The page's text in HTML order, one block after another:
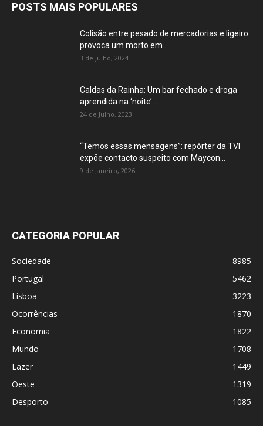
POSTS MAIS POPULARES
Colisão entre pesado de mercadorias e ligeiro
provoca um morto em...
3 de Julho, 2024
Caldas da Rainha: Um bar fechado e droga
aprendida na ‘noite’...
24 de Julho, 2023
“Temos essas mensagens”: repórter da TVI
expõe contacto suspeito com Maycon...
9 de Janeiro, 2026
CATEGORIA POPULAR
Sociedade
8985
Portugal
5462
Lisboa
3223
Ocorrências
1870
Economia
1822
Mundo
1708
Lazer
1449
Oeste
1319
Desporto
1085